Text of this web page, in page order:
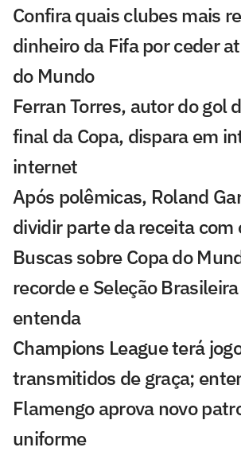
Confira quais clubes mais
dinheiro da Fifa por ceder
do Mundo
Ferran Torres, autor do gol
final da Copa, dispara em
internet
Após polêmicas, Roland
dividir parte da receita com
Buscas sobre Copa do
recorde e Seleção
entenda
Champions League terá
transmitidos de graça;
Flamengo aprova novo
uniforme